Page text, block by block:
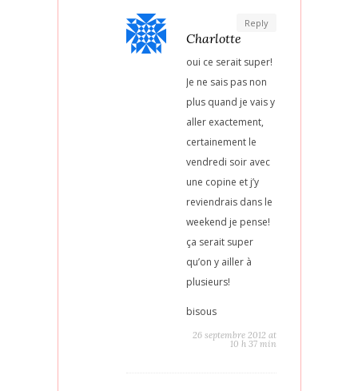
Reply
Charlotte
oui ce serait super!
Je ne sais pas non
plus quand je vais y
aller exactement,
certainement le
vendredi soir avec
une copine et j’y
reviendrais dans le
weekend je pense!
ça serait super
qu’on y ailler à
plusieurs!
bisous
26 septembre 2012 at
10 h 37 min